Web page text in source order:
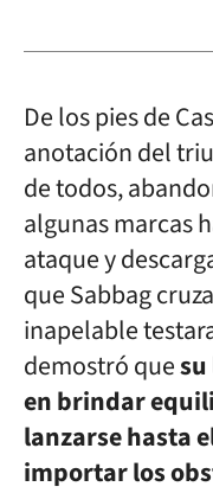
De los pies de
anotación del
de todos,
algunas marcas
ataque y
que Sabbag
inapelable
demostró que
en brindar
lanzarse hasta
importar los